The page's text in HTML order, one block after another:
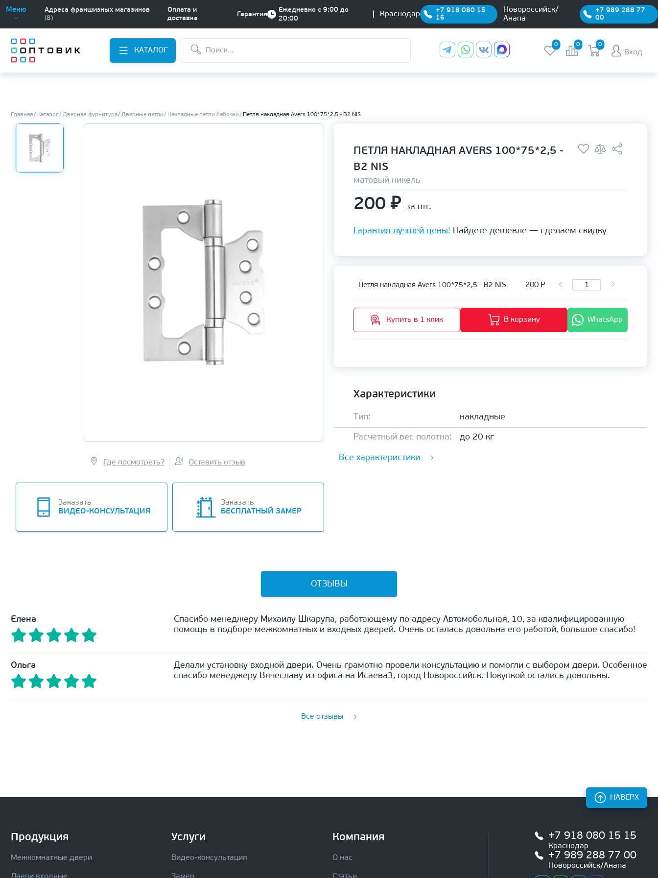
Меню
Адреса франшизных магазинов
(8)
Оплата и
доставка
Гарантия
Ежедневно с 9:00 до
20:00
Краснодар
+7 918 080 15
15
Новороссийск/
Анапа
+7 989 288 77
00
КАТАЛОГ
0 0 0
Вход
Главная Каталог Дверная фурнитура Дверные петли Накладные петли бабочки Петля накладная Avers 100*75*2,5 - В2 NIS
Где посмотреть? Оставить отзыв
Заказать
ВИДЕО-КОНСУЛЬТАЦИЯ
Заказать
БЕСПЛАТНЫЙ ЗАМЕР
ПЕТЛЯ НАКЛАДНАЯ AVERS 100*75*2,5 -
В2 NIS
матовый никель
200 ₽ за шт.
Гарантия лучшей цены! Найдете дешевле — сделаем скидку
Петля накладная Avers 100*75*2,5 - В2 NIS 200 Р
Купить в 1 клик В корзину WhatsApp
Характеристики
Тип: накладные
Расчетный вес полотна: до 20 кг
Все характеристики
ОТЗЫВЫ
Елена
Спасибо менеджеру Михаилу Шкарупа, работающему по адресу Автомобольная, 10, за квалифицированную
помощь в подборе межкомнатных и входных дверей. Очень осталась довольна его работой, большое спасибо!
Ольга
Делали установку входной двери. Очень грамотно провели консультацию и помогли с выбором двери. Особенное
спасибо менеджеру Вячеславу из офиса на Исаева3, город Новороссийск. Покупкой остались довольны.
Все отзывы
Продукция
Межкомнатные двери
Услуги
Видео-консультация
Компания
О нас
+7 918 080 15 15
Краснодар
+7 989 288 77 00
Новороссийск/Анапа
НАВЕРХ